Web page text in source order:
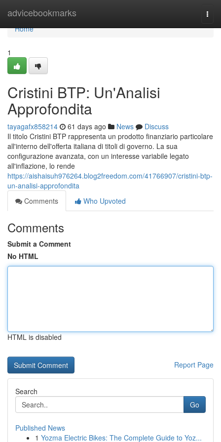
advicebookmarks
Home
Home
1
Cristini BTP: Un'Analisi
Approfondita
tayagafx858214 61 days ago News
Discuss
Il titolo Cristini BTP rappresenta un prodotto finanziario particolare
all'interno dell'offerta italiana di titoli di governo. La sua
configurazione avanzata, con un interesse variabile legato
all'inflazione, lo rende
https://aishaisuh976264.blog2freedom.com/41766907/cristini-btp-
un-analisi-approfondita
Comments
Who Upvoted
Comments
Submit a Comment
No HTML
HTML is disabled
Report Page
Search
Go
Published News
1 Yozma Electric Bikes: The Complete Guide to Yoz...